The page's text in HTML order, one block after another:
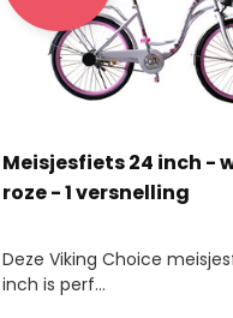
Meisjesfiets 24 inch -
roze - 1 versnelling
Deze Viking Choice
inch is perf...